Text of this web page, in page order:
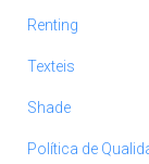
Renting
Texteis
Shade
Política de